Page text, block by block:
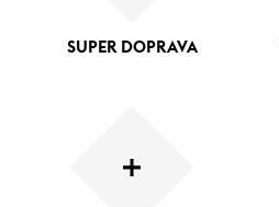
SUPER DOPRAVA